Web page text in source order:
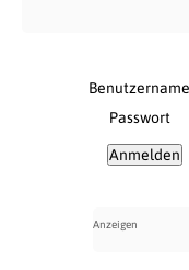
Benutzername
Passwort